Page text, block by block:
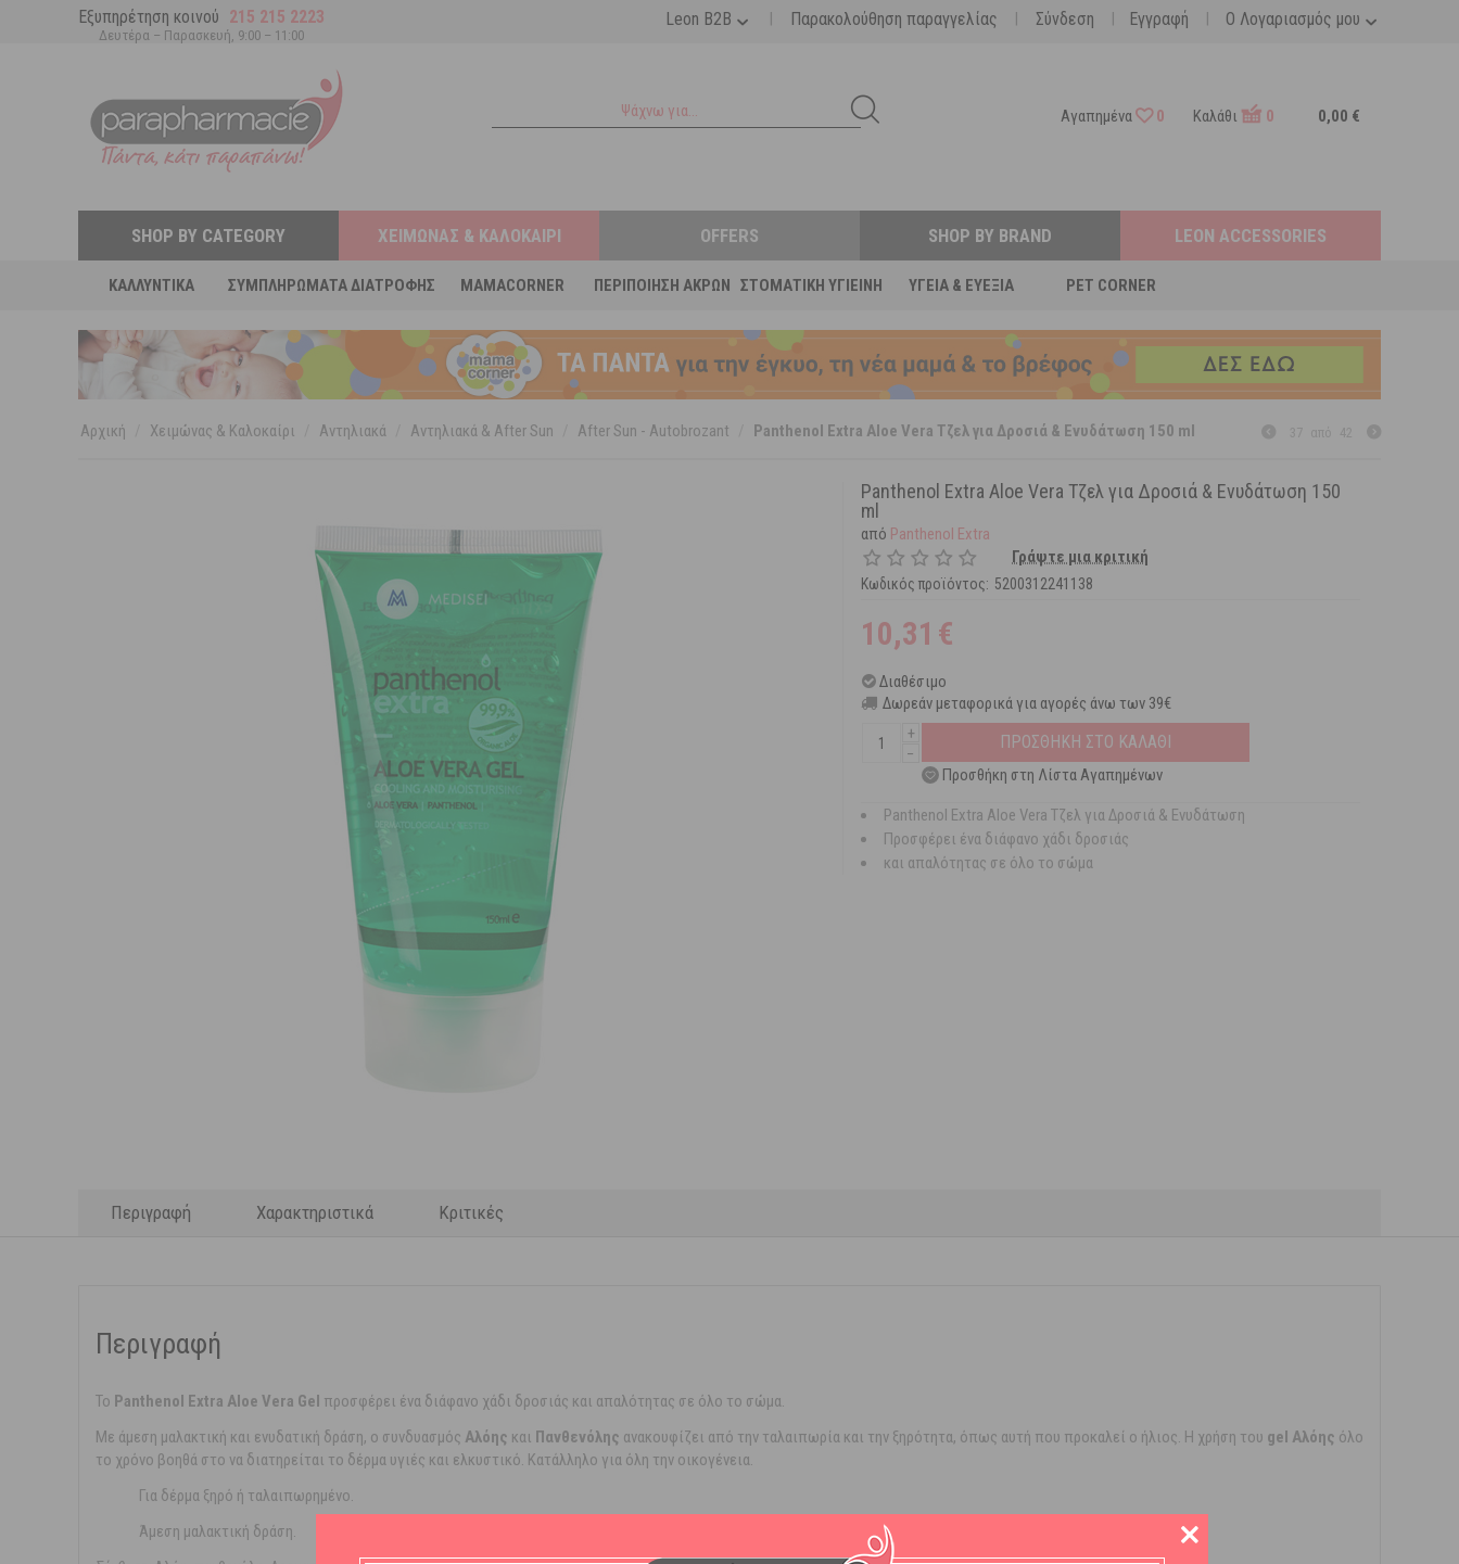
Εξυπηρέτηση κοινού 215 215 2223
Δευτέρα – Παρασκευή, 9:00 – 11:00
Ο Λογαριασμός μου
Leon B2B | Παρακολούθηση παραγγελίας | Σύνδεση | Εγγραφή |
Αγαπημένα 0 Καλάθι 0 0,00 €
SHOP BY CATEGORY
ΚΑΛΛΥΝΤΙΚΆ ΣΥΜΠΛΗΡΏΜΑΤΑ ΔΙΑΤΡΟΦΉΣ MAMACORNER ΠΕΡΙΠΟΊΗΣΗ ΆΚΡΩΝ ΣΤΟΜΑΤΙΚΉ ΥΓΙΕΙΝΉ ΥΓΕΊΑ & ΕΥΕΞΊΑ PET CORNER
ΧΕΙΜΏΝΑΣ & ΚΑΛΟΚΑΊΡΙ OFFERS SHOP BY BRAND LEON ACCESSORIES
Αρχική Χειμώνας & Καλοκαίρι Αντηλιακά Αντηλιακά & After Sun After Sun - Autobrozant Panthenol Extra Aloe Vera Τζελ για Δροσιά & Ενυδάτωση 150 ml
Panthenol Extra Aloe Vera Τζελ για Δροσιά & Ενυδάτωση 150
ml
από Panthenol Extra
Γράψτε μια κριτική
Κωδικός προϊόντος: 5200312241138
10,31 €
Διαθέσιμο
Δωρεάν μεταφορικά για αγορές άνω των 39€
+
−
ΠΡΟΣΘΗΚΗ ΣΤΟ ΚΑΛΑΘΙ
Προσθήκη στη Λίστα Αγαπημένων
Panthenol Extra Aloe Vera Τζελ για Δροσιά & Ενυδάτωση
Προσφέρει ένα διάφανο χάδι δροσιάς
και απαλότητας σε όλο το σώμα
Περιγραφή Χαρακτηριστικά Κριτικές
Περιγραφή
To Panthenol Extra Aloe Vera Gel προσφέρει ένα διάφανο χάδι δροσιάς και απαλότητας σε όλο το σώμα.
Με άμεση μαλακτική και ενυδατική δράση, ο συνδυασμός Αλόης και Πανθενόλης ανακουφίζει από την ταλαιπωρία και την ξηρότητα, όπως αυτή που προκαλεί ο ήλιος. Η χρήση του gel Αλόης όλο
το χρόνο βοηθά στο να διατηρείται το δέρμα υγιές και ελκυστικό. Κατάλληλο για όλη την οικογένεια.
Για δέρμα ξηρό ή ταλαιπωρημένο.
Άμεση μαλακτική δράση.